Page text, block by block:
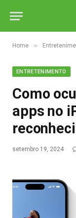
Home »
ENTRETENIMENTO
Como
apps no
setembro 19, 2024